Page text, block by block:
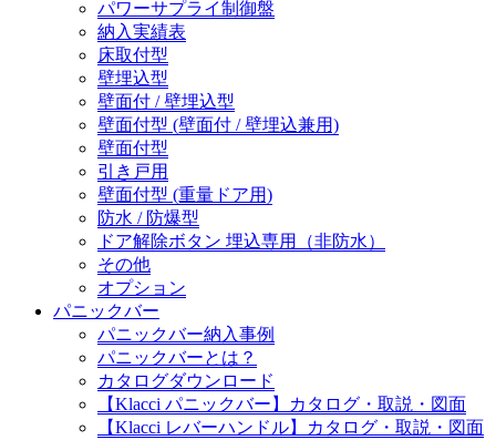
パワーサプライ制御盤
納入実績表
床取付型
壁埋込型
壁面付 / 壁埋込型
壁面付型 (壁面付 / 壁埋込兼用)
壁面付型
引き戸用
壁面付型 (重量ドア用)
防水 / 防爆型
ドア解除ボタン 埋込専用（非防水）
その他
オプション
パニックバー
パニックバー納入事例
パニックバーとは？
カタログダウンロード
【Klacci パニックバー】カタログ・取説・図面
【Klacci レバーハンドル】カタログ・取説・図面